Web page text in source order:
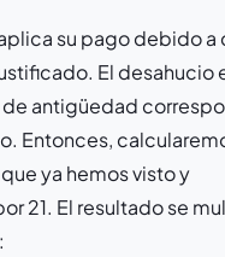
su pago debido a
El desahucio
antigüedad
Entonces,
ya hemos visto y
21. El resultado se